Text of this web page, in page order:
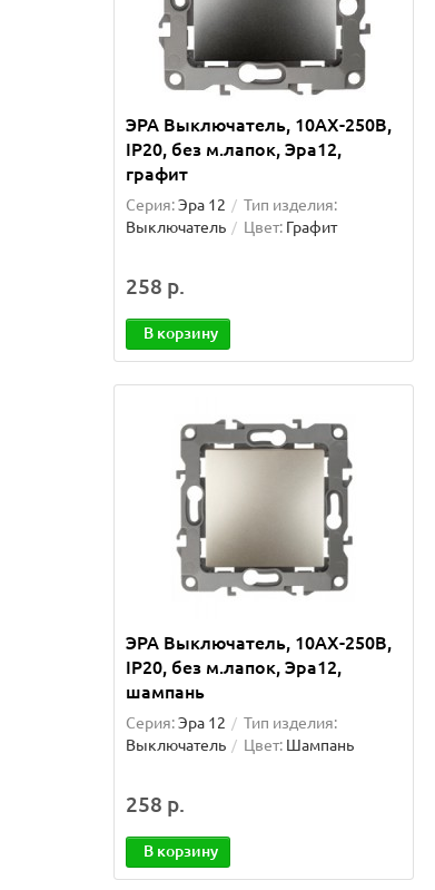
ЭРА Выключатель, 10АХ-250В,
IP20, без м.лапок, Эра12,
графит
Серия:Эра 12
Тип изделия:
Выключатель
Цвет: Графит
258 р.
В корзину
ЭРА Выключатель, 10АХ-250В,
IP20, без м.лапок, Эра12,
шампань
Серия:Эра 12
Тип изделия:
Выключатель
Цвет: Шампань
258 р.
В корзину